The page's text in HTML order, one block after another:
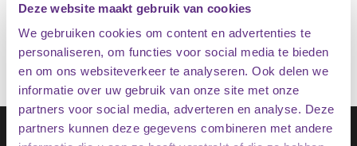
Deze website maakt gebruik van cookies
We gebruiken cookies om content en advertenties te
personaliseren, om functies voor social media te bieden
en om ons websiteverkeer te analyseren. Ook delen we
informatie over uw gebruik van onze site met onze
partners voor social media, adverteren en analyse. Deze
partners kunnen deze gegevens combineren met andere
Op voorraad €49.95
Schrijf je in op onze nieuwsbrief